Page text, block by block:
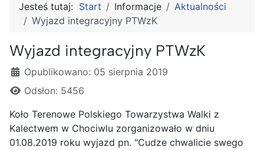
Jesteś tutaj: Start Informacje
Aktualności
Wyjazd integracyjny PTWzK
Wyjazd integracyjny PTWzK
Szczegóły
Opublikowano: 05 sierpnia 2019
Odsłon: 5456
Koło Terenowe Polskiego Towarzystwa Walki z
Kalectwem w Chociwlu zorganizowało w dniu
01.08.2019 roku wyjazd pn. "Cudze chwalicie swego